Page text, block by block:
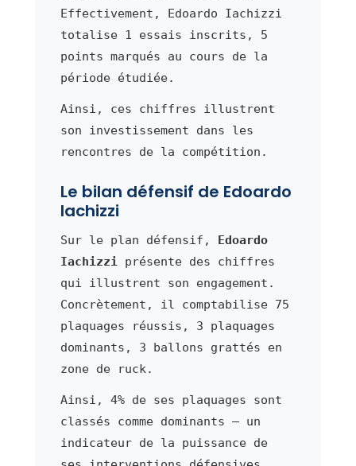
Effectivement, Edoardo Iachizzi
totalise 1 essais inscrits, 5
points marqués au cours de la
période étudiée.
Ainsi, ces chiffres illustrent
son investissement dans les
rencontres de la compétition.
Le bilan défensif de Edoardo
Iachizzi
Sur le plan défensif, Edoardo
Iachizziprésente des chiffres
qui illustrent son engagement.
Concrètement, il comptabilise 75
plaquages réussis, 3 plaquages
dominants, 3 ballons grattés en
zone de ruck.
Ainsi, 4% de ses plaquages sont
classés comme dominants — un
indicateur de la puissance de